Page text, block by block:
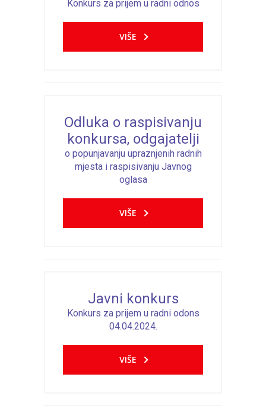
Konkurs za prijem u radni odnos
VIŠE
Odluka o raspisivanju
konkursa, odgajatelji
o popunjavanju upraznjenih radnih
mjesta i raspisivanju Javnog
oglasa
VIŠE
Javni konkurs
Konkurs za prijem u radni odons
04.04.2024.
VIŠE